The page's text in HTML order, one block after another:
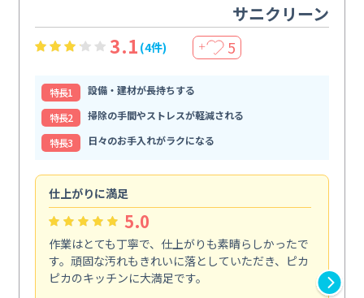
サニクリーン
3.1 (4件) ＋ 5
特⻑1
設備・建材が長持ちする
特⻑2
掃除の手間やストレスが軽減される
特⻑3
日々のお手入れがラクになる
仕上がりに満足
5.0
作業はとても丁寧で、仕上がりも素晴らしかったで
す。頑固な汚れもきれいに落としていただき、ピカ
ピカのキッチンに大満足です。